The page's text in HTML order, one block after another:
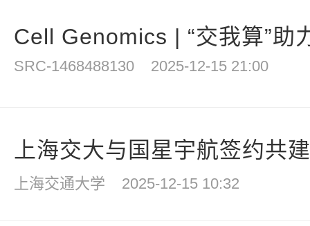
Cell Genomics | “交我算”助
SRC-1468488130 2025-12-15 21:00
上海交大与国星宇航签约共
上海交通大学 2025-12-15 10:32